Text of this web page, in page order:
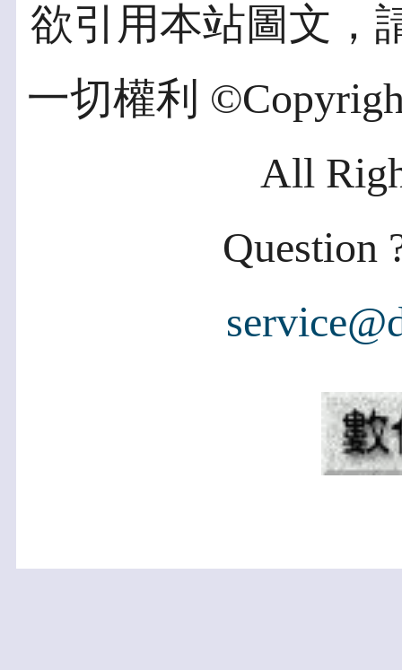
欲引用本站圖文，
一切權利
All
Question